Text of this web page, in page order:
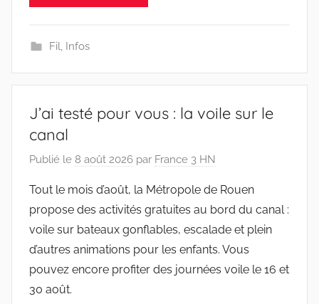
Fil Infos
J’ai testé pour vous : la voile sur le
canal
Publié le 8 août 2026 par France 3 HN
Tout le mois d’août, la Métropole de Rouen
propose des activités gratuites au bord du canal :
voile sur bateaux gonflables, escalade et plein
d’autres animations pour les enfants. Vous
pouvez encore profiter des journées voile le 16 et
30 août.